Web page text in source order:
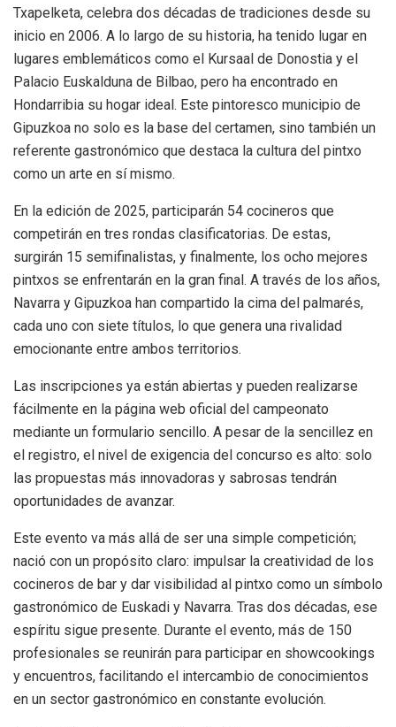
Txapelketa, celebra dos décadas de tradiciones desde su
inicio en 2006. A lo largo de su historia, ha tenido lugar en
lugares emblemáticos como el Kursaal de Donostia y el
Palacio Euskalduna de Bilbao, pero ha encontrado en
Hondarribia su hogar ideal. Este pintoresco municipio de
Gipuzkoa no solo es la base del certamen, sino también un
referente gastronómico que destaca la cultura del pintxo
como un arte en sí mismo.
En la edición de 2025, participarán 54 cocineros que
competirán en tres rondas clasificatorias. De estas,
surgirán 15 semifinalistas, y finalmente, los ocho mejores
pintxos se enfrentarán en la gran final. A través de los años,
Navarra y Gipuzkoa han compartido la cima del palmarés,
cada uno con siete títulos, lo que genera una rivalidad
emocionante entre ambos territorios.
Las inscripciones ya están abiertas y pueden realizarse
fácilmente en la página web oficial del campeonato
mediante un formulario sencillo. A pesar de la sencillez en
el registro, el nivel de exigencia del concurso es alto: solo
las propuestas más innovadoras y sabrosas tendrán
oportunidades de avanzar.
Este evento va más allá de ser una simple competición;
nació con un propósito claro: impulsar la creatividad de los
cocineros de bar y dar visibilidad al pintxo como un símbolo
gastronómico de Euskadi y Navarra. Tras dos décadas, ese
espíritu sigue presente. Durante el evento, más de 150
profesionales se reunirán para participar en showcookings
y encuentros, facilitando el intercambio de conocimientos
en un sector gastronómico en constante evolución.